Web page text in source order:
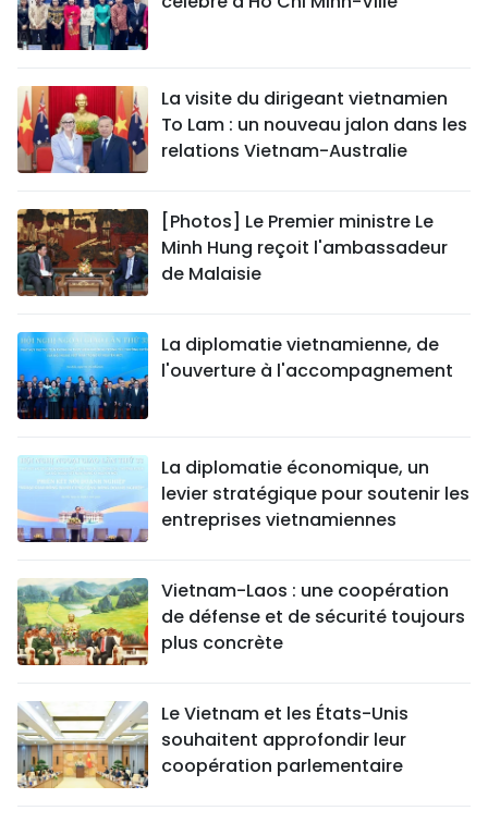
La visite du dirigeant vietnamien
To Lam : un nouveau jalon dans les
relations Vietnam-Australie
[Photos] Le Premier ministre Le
Minh Hung reçoit l'ambassadeur
de Malaisie
La diplomatie vietnamienne, de
l'ouverture à l'accompagnement
La diplomatie économique, un
levier stratégique pour soutenir les
entreprises vietnamiennes
Vietnam-Laos : une coopération
de défense et de sécurité toujours
plus concrète
Le Vietnam et les États-Unis
souhaitent approfondir leur
coopération parlementaire